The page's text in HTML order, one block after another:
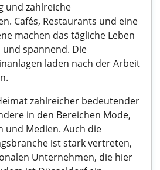
und zahlreiche
Cafés, Restaurants und eine
machen das tägliche Leben
spannend. Die
laden nach der Arbeit
zahlreicher bedeutender
in den Bereichen Mode,
und Medien. Auch die
ist stark vertreten,
Unternehmen, die hier